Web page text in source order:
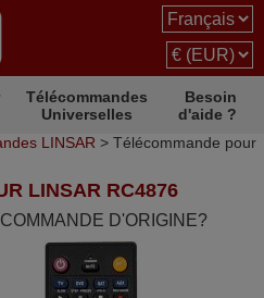
Télécommandes
Universelles
Besoin
d'aide ?
LINSAR > Télécommande pour
LINSAR RC4876
D'ORIGINE?